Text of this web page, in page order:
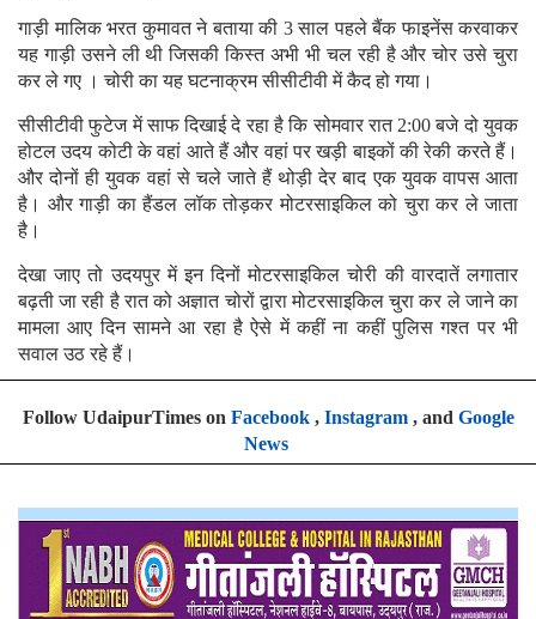
गाड़ी मालिक भरत कुमावत ने बताया की 3 साल पहले बैंक फाइनेंस करवाकर
यह गाड़ी उसने ली थी जिसकी किस्त अभी भी चल रही है और चोर उसे चुरा
कर ले गए । चोरी का यह घटनाक्रम सीसीटीवी में कैद हो गया।
सीसीटीवी फुटेज में साफ दिखाई दे रहा है कि सोमवार रात 2:00 बजे दो युवक
होटल उदय कोटी के वहां आते हैं और वहां पर खड़ी बाइकों की रेकी करते हैं।
और दोनों ही युवक वहां से चले जाते हैं थोड़ी देर बाद एक युवक वापस आता
है। और गाड़ी का हैंडल लॉक तोड़कर मोटरसाइकिल को चुरा कर ले जाता
है।
देखा जाए तो उदयपुर में इन दिनों मोटरसाइकिल चोरी की वारदातें लगातार
बढ़ती जा रही है रात को अज्ञात चोरों द्वारा मोटरसाइकिल चुरा कर ले जाने का
मामला आए दिन सामने आ रहा है ऐसे में कहीं ना कहीं पुलिस गश्त पर भी
सवाल उठ रहे हैं।
Follow UdaipurTimes on Facebook, Instagram, and Google
News